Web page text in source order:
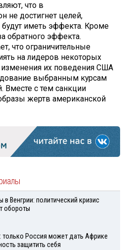
что в
не достигнет целей,
будут иметь эффекта. Кроме
обратного эффекта.
что ограничительные
на лидеров некоторых
их поведения США
выбранным курсам
Вместе с тем санкции
жертв американской
в Венгрии: политический кризис
обороты
только Россия может дать Африке
защитить себя